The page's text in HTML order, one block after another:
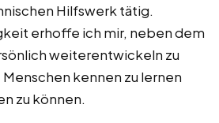
Hilfswerk tätig.
erhoffe ich mir, neben dem
weiterentwickeln zu
kennen zu lernen
zu können.